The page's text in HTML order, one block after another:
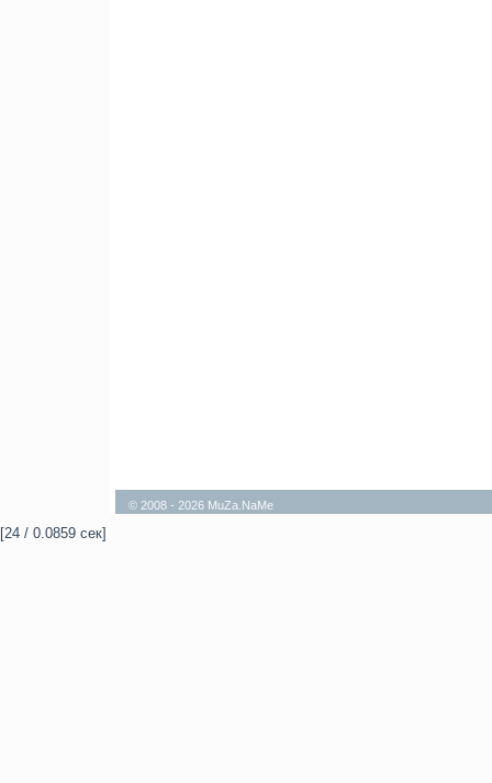
© 2008 - 2026 MuZa.NaMe
[24 / 0.0859 сек]